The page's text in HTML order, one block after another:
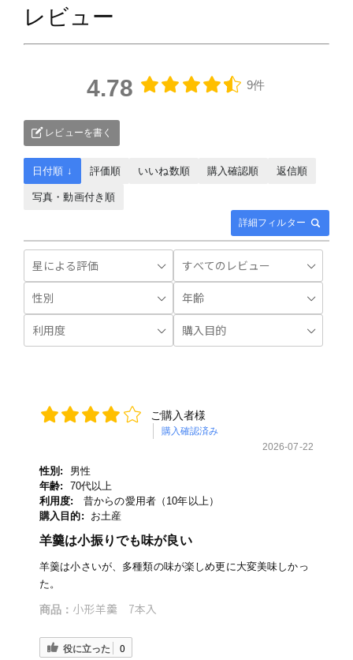
レビュー
4.78 9件
レビューを書く
詳細フィルター
日付順 ↓ 評価順 いいね数順 購入確認順 返信順
写真・動画付き順
ご購入者様
購入確認済み
2026-07-22
性別:
男性
年齢:
70代以上
利用度:
昔からの愛用者（10年以上）
購入目的:
お土産
羊羹は小振りでも味が良い
羊羹は小さいが、多種類の味が楽しめ更に大変美味しかっ
た。
商品： 小形羊羹 7本入
役に立った 0